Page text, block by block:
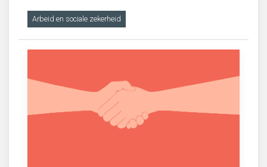
Arbeid en sociale zekerheid